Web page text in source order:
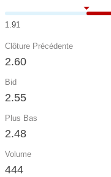
1.91
Clôture Précédente
2.60
Bid
2.55
Plus Bas
2.48
Volume
444